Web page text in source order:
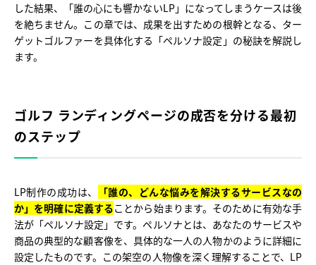
した結果、「誰の心にも響かないLP」になってしまうケースは後
を絶ちません。この章では、成果を出すための根幹となる、ター
ゲットゴルファーを具体化する「ペルソナ設定」の秘訣を解説し
ます。
ゴルフ ランディングページの成否を分ける最初
のステップ
LP制作の成功は、
「誰の、どんな悩みを解決するサービスなの
か」を明確に定義することから始まります。そのために有効な手
法が「ペルソナ設定」です。ペルソナとは、あなたのサービスや
商品の典型的な顧客像を、具体的な一人の人物かのように詳細に
設定したものです。この架空の人物像を深く理解することで、LP